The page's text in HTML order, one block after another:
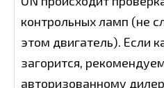
контрольных ламп (не
этом двигатель). Если
загорится,
авторизованному